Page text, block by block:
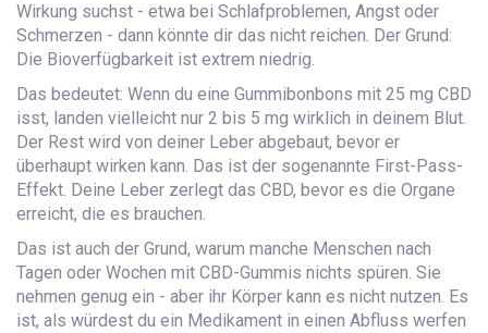
Wirkung suchst - etwa bei Schlafproblemen, Angst oder
Schmerzen - dann könnte dir das nicht reichen. Der Grund:
Die Bioverfügbarkeit ist extrem niedrig.
Das bedeutet: Wenn du eine Gummibonbons mit 25 mg CBD
isst, landen vielleicht nur 2 bis 5 mg wirklich in deinem Blut.
Der Rest wird von deiner Leber abgebaut, bevor er
überhaupt wirken kann. Das ist der sogenannte First-Pass-
Effekt. Deine Leber zerlegt das CBD, bevor es die Organe
erreicht, die es brauchen.
Das ist auch der Grund, warum manche Menschen nach
Tagen oder Wochen mit CBD-Gummis nichts spüren. Sie
nehmen genug ein - aber ihr Körper kann es nicht nutzen. Es
ist, als würdest du ein Medikament in einen Abfluss werfen